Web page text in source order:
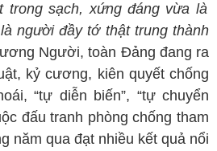
trong sạch, xứng đáng vừa là
người đầy tớ thật trung thành
Người, toàn Đảng đang ra
kỷ cương, kiên quyết chống
“tự diễn biến”, “tự chuyển
đấu tranh phòng chống tham
năm qua đạt nhiều kết quả nổi